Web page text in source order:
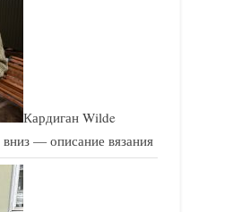
Кардиган Wilde
— описание вязания